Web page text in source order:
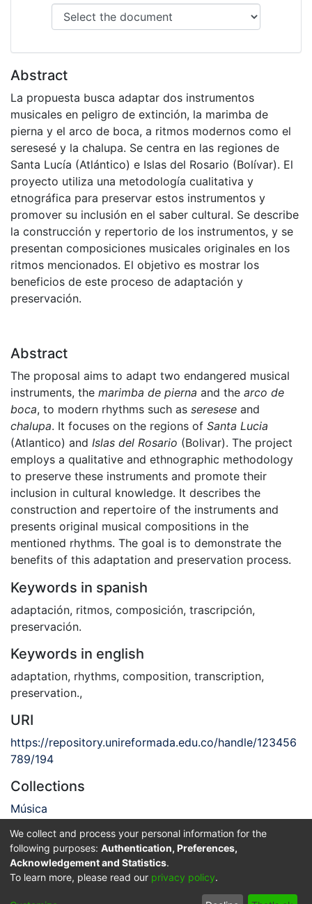
Abstract
La propuesta busca adaptar dos instrumentos
musicales en peligro de extinción, la marimba de
pierna y el arco de boca, a ritmos modernos como el
seresesé y la chalupa. Se centra en las regiones de
Santa Lucía (Atlántico) e Islas del Rosario (Bolívar). El
proyecto utiliza una metodología cualitativa y
etnográfica para preservar estos instrumentos y
promover su inclusión en el saber cultural. Se describe
la construcción y repertorio de los instrumentos, y se
presentan composiciones musicales originales en los
ritmos mencionados. El objetivo es mostrar los
beneficios de este proceso de adaptación y
preservación.
Abstract
The proposal aims to adapt two endangered musical
instruments, the marimba de pierna and the arco de
boca, to modern rhythms such as seresese and
chalupa. It focuses on the regions of Santa Lucia
(Atlantico) and Islas del Rosario (Bolivar). The project
employs a qualitative and ethnographic methodology
to preserve these instruments and promote their
inclusion in cultural knowledge. It describes the
construction and repertoire of the instruments and
presents original musical compositions in the
mentioned rhythms. The goal is to demonstrate the
benefits of this adaptation and preservation process.
Keywords in spanish
adaptación, ritmos, composición, trascripción,
preservación.
Keywords in english
adaptation, rhythms, composition, transcription,
preservation.,
URI
https://repository.unireformada.edu.co/handle/123456
789/194
Collections
Música
Full item page
Privacy policy End User Agreement Send Feedback
© 2025 Corporación Universitaria Reformada - Todos los
We collect and process your personal information for the
following purposes: Authentication, Preferences,
Acknowledgement and Statistics.
To learn more, please read our privacy policy.